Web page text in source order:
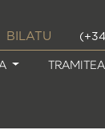
BILATU